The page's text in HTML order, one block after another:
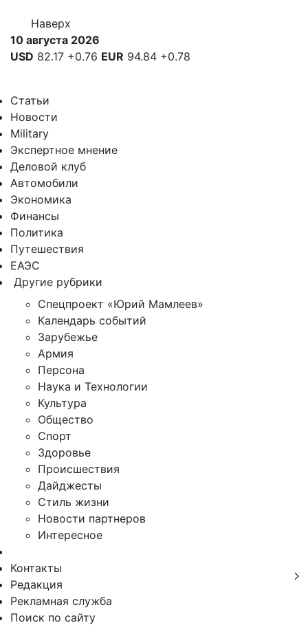
Наверх
10 августа 2026
USD 82.17 +0.76 EUR 94.84 +0.78
Статьи
Новости
Military
Экспертное мнение
Деловой клуб
Автомобили
Экономика
Финансы
Политика
Путешествия
ЕАЭС
Другие рубрики
Спецпроект «Юрий Мамлеев»
Календарь событий
Зарубежье
Армия
Персона
Наука и Технологии
Культура
Общество
Спорт
Здоровье
Происшествия
Дайджесты
Стиль жизни
Новости партнеров
Интересное
Контакты
Редакция
Рекламная служба
Поиск по сайту